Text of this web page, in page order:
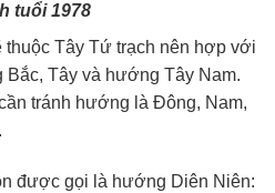
tuổi 1978
thuộc Tây Tứ trạch nên hợp với
Tây và hướng Tây Nam.
tránh hướng là Đông, Nam,
được gọi là hướng Diên Niên: